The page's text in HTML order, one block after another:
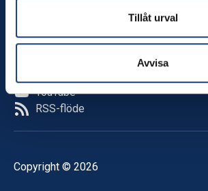
Tillåt urval
Avvisa
LinkedIn
YouTube
RSS-flöde
Copyright © 2026